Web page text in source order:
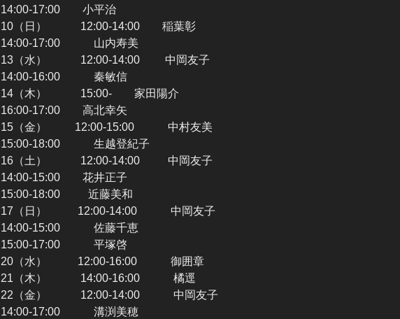
14:00-17:00 小平治
10（日） 12:00-14:00 稲葉彰
14:00-17:00 山内寿美
13（水） 12:00-14:00 中岡友子
14:00-16:00 秦敏信
14（木） 15:00- 家田陽介
16:00-17:00 高北幸矢
15（金） 12:00-15:00 中村友美
15:00-18:00 生越登紀子
16（土） 12:00-14:00 中岡友子
14:00-15:00 花井正子
15:00-18:00 近藤美和
17（日） 12:00-14:00 中岡友子
14:00-15:00 佐藤千恵
15:00-17:00 平塚啓
20（水） 12:00-16:00 御囲章
21（木） 14:00-16:00 橘逕
22（金） 12:00-14:00 中岡友子
14:00-17:00 溝渕美穂